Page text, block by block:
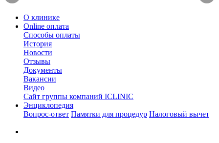
О клинике
Online оплата
Способы оплаты
История
Новости
Отзывы
Документы
Вакансии
Видео
Сайт группы компаний ICLINIC
Энциклопедия
Вопрос-ответ Памятки для процедур Налоговый вычет